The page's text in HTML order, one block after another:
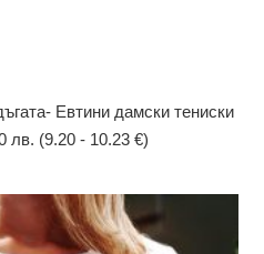
Евтини дамски тениски
лв. (9.20 - 10.23 €)